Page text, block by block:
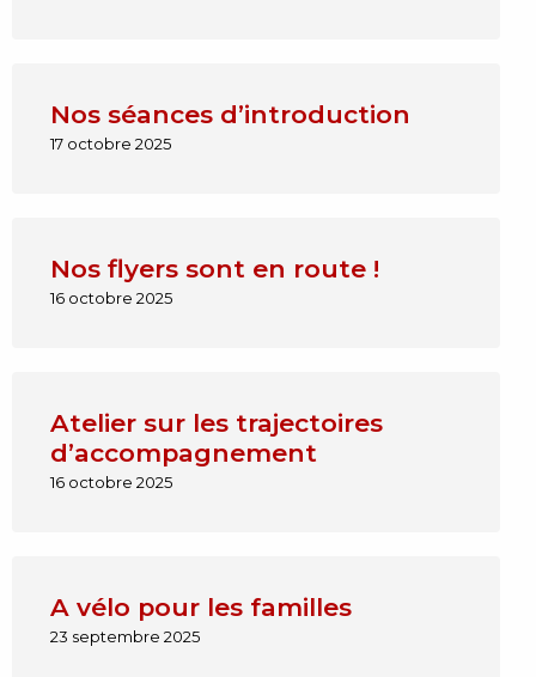
Nos séances d’introduction
17 octobre 2025
Nos flyers sont en route !
16 octobre 2025
Atelier sur les trajectoires
d’accompagnement
16 octobre 2025
A vélo pour les familles
23 septembre 2025